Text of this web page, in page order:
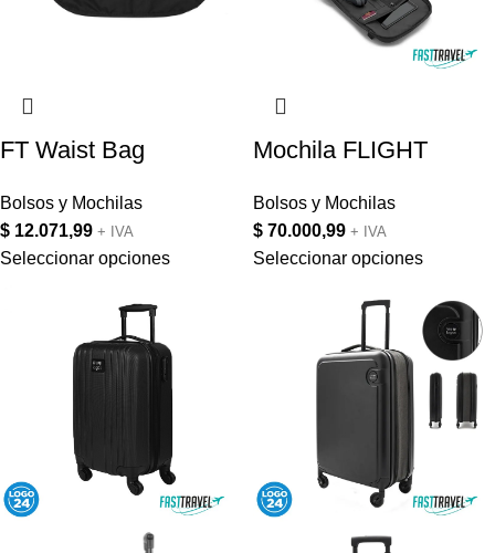
FT Waist Bag
Bolsos y Mochilas
$ 12.071,99 + IVA
Seleccionar opciones
Mochila FLIGHT
Bolsos y Mochilas
$ 70.000,99 + IVA
Seleccionar opciones